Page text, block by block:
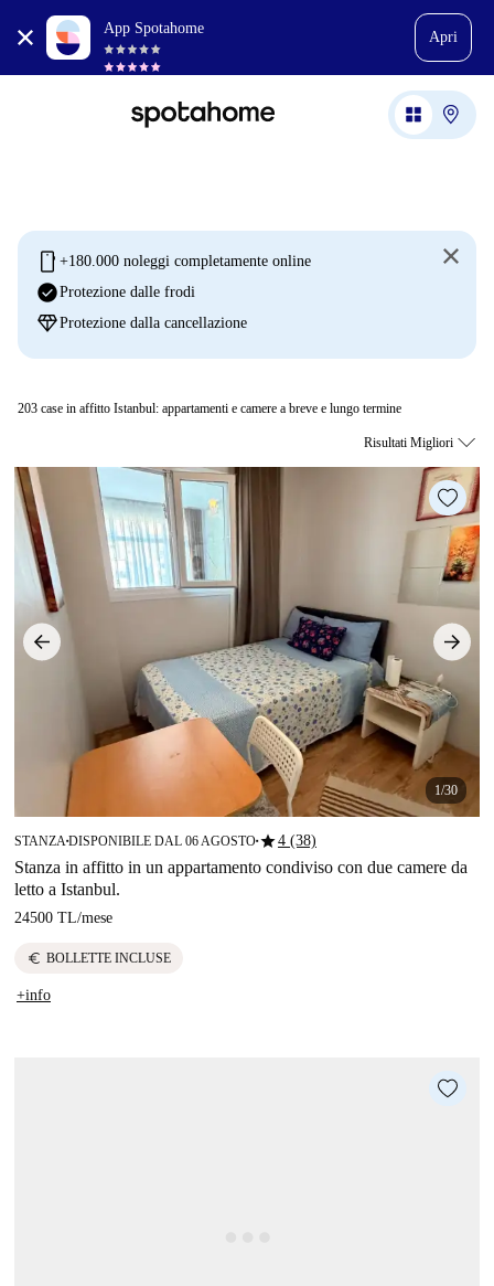
App Spotahome
Apri
mobile +180.000 noleggi completamente online
check_circleProtezione dalle frodi
diamondProtezione dalla cancellazione
203 case in affitto Istanbul: appartamenti e camere a breve e lungo termine
1/30
STANZA ■DISPONIBILE DAL 06 AGOSTO■star4 (38)
Stanza in affitto in un appartamento condiviso con due camere da
letto a Istanbul.
24500 TL/mese
euro BOLLETTE INCLUSE
+info